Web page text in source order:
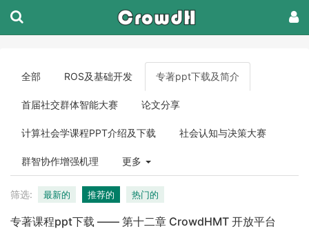
全部 ROS及基础开发 专著ppt下载及简介
首届社交群体智能大赛 论文分享
计算社会学课程PPT介绍及下载 社会认知与决策大赛
群智协作增强机理 更多
筛选: 最新的 推荐的 热门的
专著课程ppt下载 —— 第十二章 CrowdHMT 开放平台